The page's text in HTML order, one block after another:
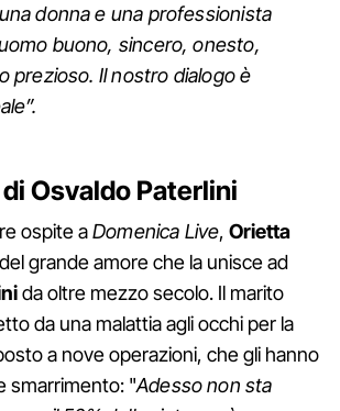
donna e una professionista
buono, sincero, onesto,
prezioso. Il nostro dialogo è
Osvaldo Paterlini
ospite aDomenica Live,Orietta
grande amore che la unisce ad
da oltre mezzo secolo. Il marito
da una malattia agli occhi per la
a nove operazioni, che gli hanno
smarrimento: "Adesso non sta